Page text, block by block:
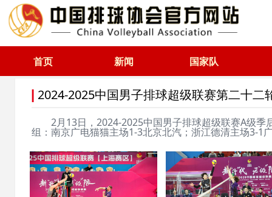
首页 新闻 国家队
| 2024-2025中国男子排球超级联赛第二十二
2月13日，2024-2025中国男子排球超级联赛A级季
组：南京广电猫猫主场1-3北京北汽；浙江德清主场3-1